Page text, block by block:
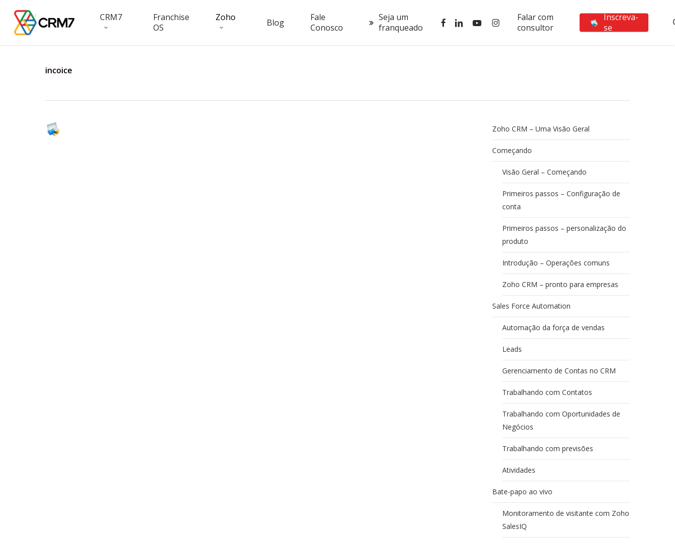
main
CRM7
Franchise
OS
Zoho Blog
Fale
Conosco
Seja um
franqueado
Falar com
consultor
Inscreva-
se
facebooklinkedinyoutubeinstagram
incoice
Zoho CRM – Uma Visão Geral
Começando
Visão Geral – Começando
Primeiros passos – Configuração de
conta
Primeiros passos – personalização do
produto
Introdução – Operações comuns
Zoho CRM – pronto para empresas
Sales Force Automation
Automação da força de vendas
Leads
Gerenciamento de Contas no CRM
Trabalhando com Contatos
Trabalhando com Oportunidades de
Negócios
Trabalhando com previsões
Atividades
Bate-papo ao vivo
Monitoramento de visitante com Zoho
SalesIQ